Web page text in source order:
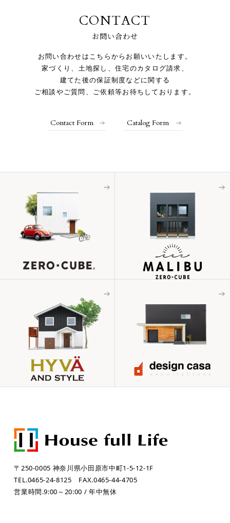
CONTACT
お問い合わせ
お問い合わせはこちらからお願いいたします。
家づくり、土地探し、住宅のカタログ請求、
建てた後の保証制度などに関する
ご相談やご質問、ご依頼等お待ちしております。
Contact Form Catalog Form
〒250-0005 神奈川県小田原市中町1-5-12-1F
TEL.0465-24-8125 FAX.0465-44-4705
営業時間.9:00～20:00 / 年中無休